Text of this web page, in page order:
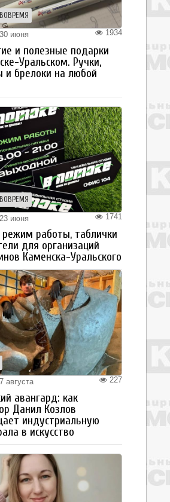
1934
июня
и полезные подарки
Уральском. Ручки,
и брелоки на любой
1741
июня
работы, таблички
для организаций
Каменска-Уральского
227
августа
авангард: как
Данил Козлов
индустриальную
в искусство